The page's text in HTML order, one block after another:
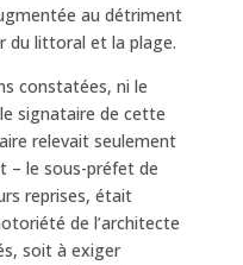
au détriment
du littoral et la plage.
constatées, ni le
signataire de cette
relevait seulement
– le sous-préfet de
reprises, était
de l’architecte
soit à exiger